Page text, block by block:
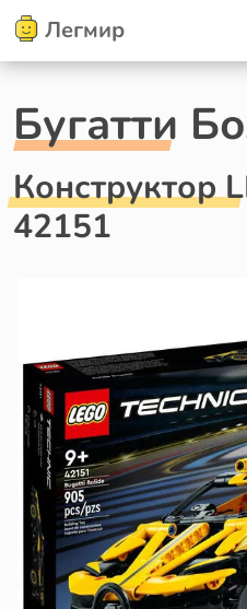
Легмир
Бугатти
Конструктор
42151